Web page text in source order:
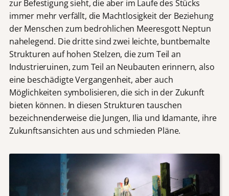
zur Befestigung sieht, die aber im Laufe des Stücks
immer mehr verfällt, die Machtlosigkeit der Beziehung
der Menschen zum bedrohlichen Meeresgott Neptun
nahelegend. Die dritte sind zwei leichte, buntbemalte
Strukturen auf hohen Stelzen, die zum Teil an
Industrieruinen, zum Teil an Neubauten erinnern, also
eine beschädigte Vergangenheit, aber auch
Möglichkeiten symbolisieren, die sich in der Zukunft
bieten können. In diesen Strukturen tauschen
bezeichnenderweise die Jungen, Ilia und Idamante, ihre
Zukunftsansichten aus und schmieden Pläne.